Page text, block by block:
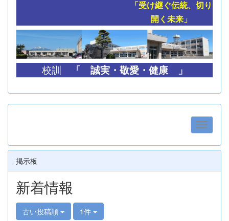
「受け継ぐ伝統、切り
開く未来」
校訓 「 誠実・敬愛・健康 」
掲示板
新着情報
古い投稿順 1件